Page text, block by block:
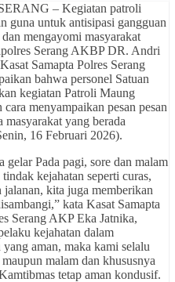
– Kegiatan patroli
guna untuk antisipasi gangguan
mengayomi masyarakat
Serang AKBP DR. Andri
Samapta Polres Serang
bahwa personel Satuan
kegiatan Patroli Maung
menyampaikan pesan pesan
masyarakat yang berada
16 Februari 2026).
Pada pagi, sore dan malam
kejahatan seperti curas,
jalanan, kita juga memberikan
kata Kasat Samapta
Serang AKP Eka Jatnika,
kejahatan dalam
aman, maka kami selalu
malam dan khususnya
tetap aman kondusif.